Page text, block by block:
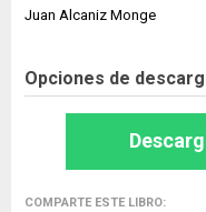
Juan Alcaniz Monge
Opciones de
COMPARTE ESTE LIBRO: